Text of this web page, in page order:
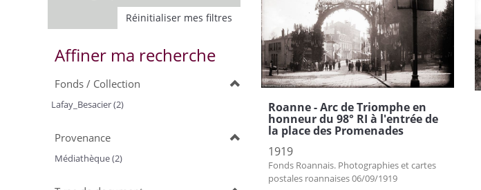
Réinitialiser mes filtres
Affiner ma recherche
Fonds / Collection
Lafay_Besacier (2)
Provenance
Médiathèque (2)
Roanne - Arc de Triomphe en
honneur du 98° RI à l'entrée de
la place des Promenades
1919
Fonds Roannais. Photographies et cartes
postales roannaises 06/09/1919